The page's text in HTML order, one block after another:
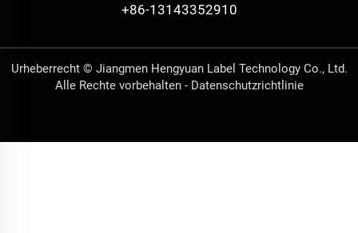
+86-13143352910
Urheberrecht © Jiangmen Hengyuan Label Technology Co., Ltd.
Alle Rechte vorbehalten - Datenschutzrichtlinie